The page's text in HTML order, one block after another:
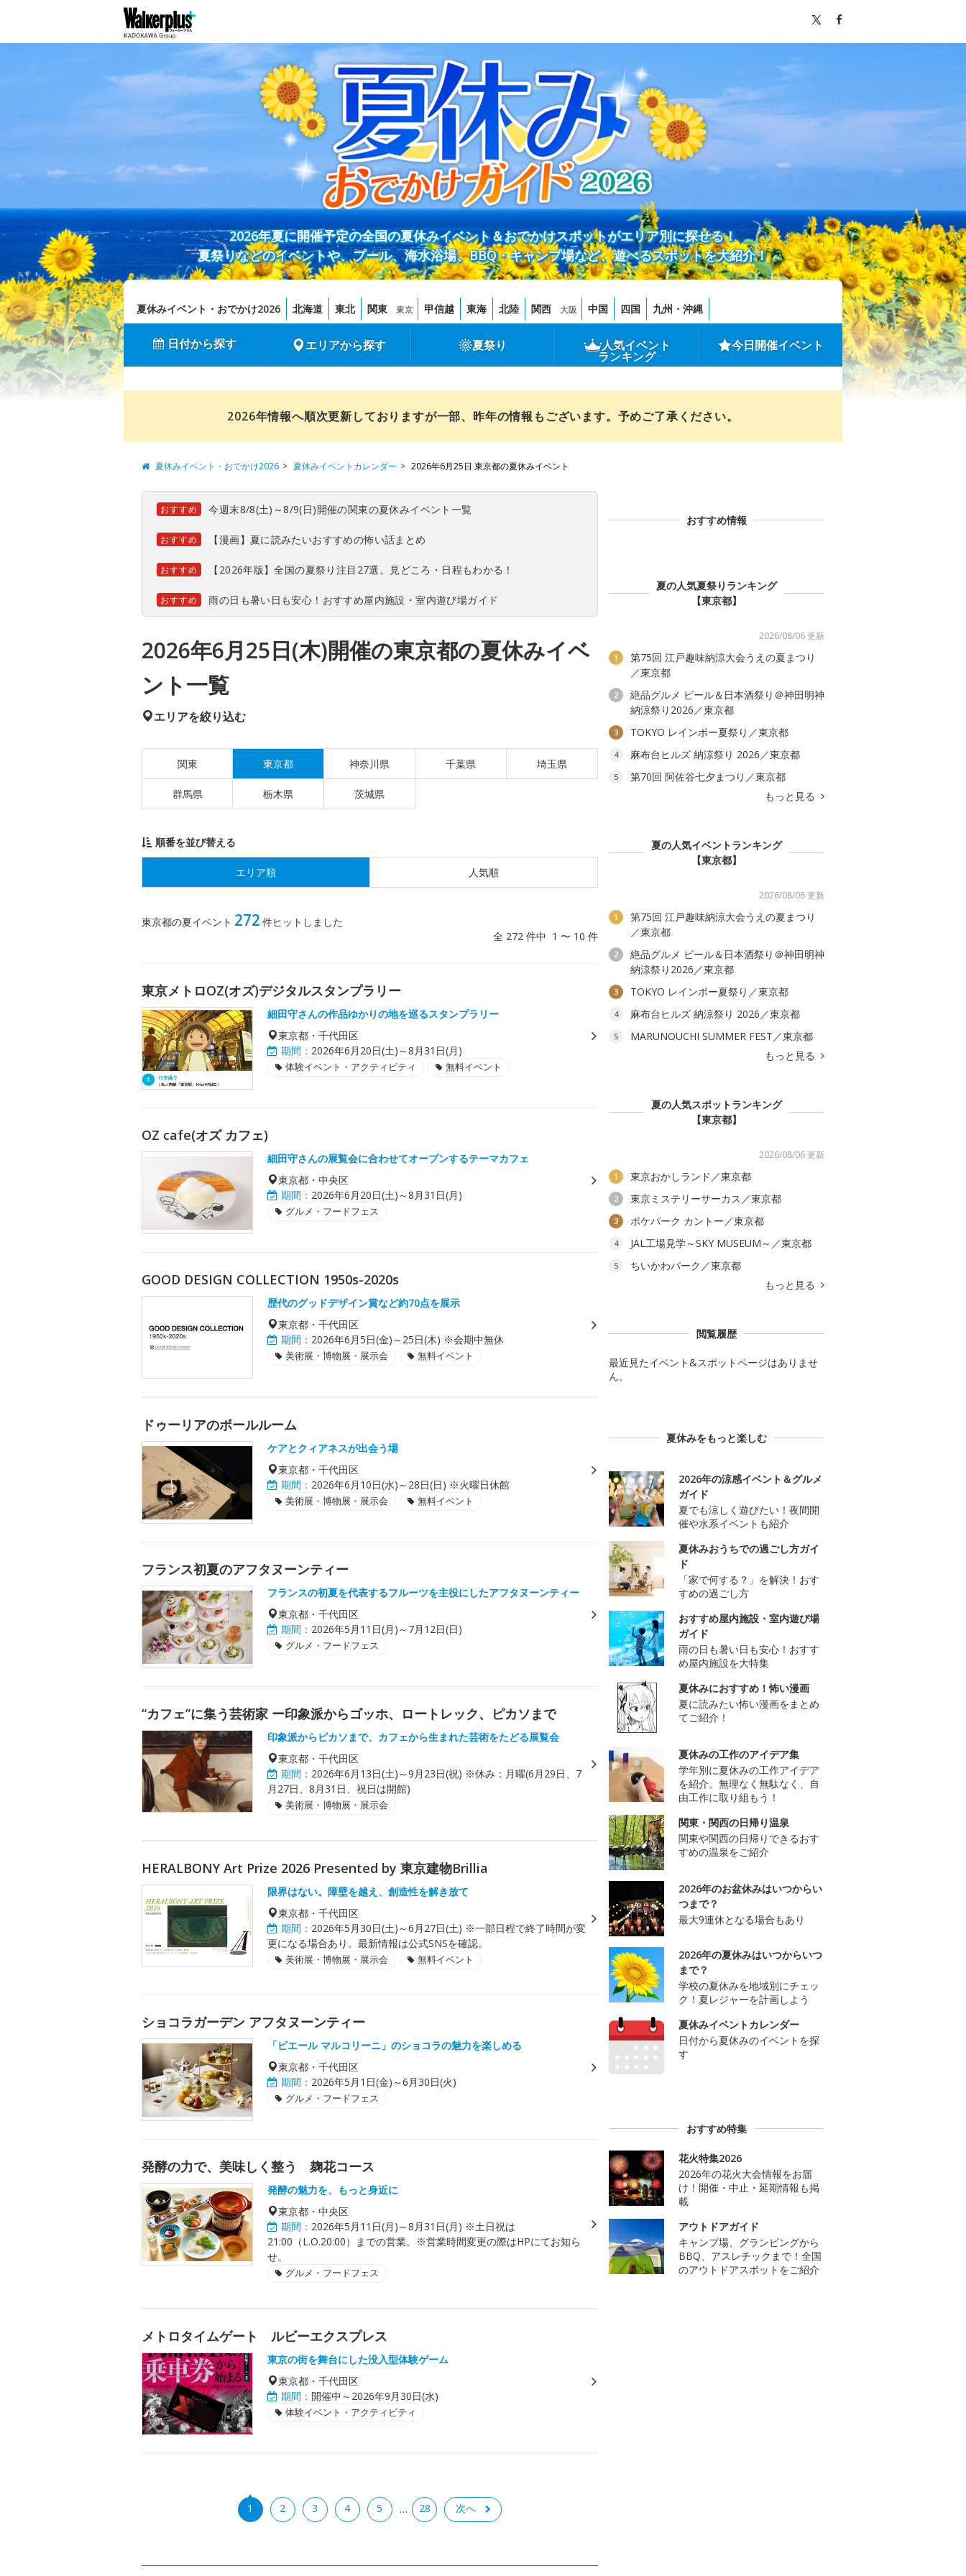
2026年夏に開催予定の全国の夏休みイベント＆おでかけスポットがエリア別に探せる！
夏祭りなどのイベントや、プール、海水浴場、BBQ・キャンプ場など、遊べるスポットを大紹介！
夏休みイベント・おでかけ2026 北海道 東北 関東 東京 甲信越 東海 北陸 関西 大阪 中国 四国 九州・沖縄
日付から探す エリアから探す 夏祭り 人気イベント
ランキング
今日開催イベント
2026年情報へ順次更新しておりますが一部、昨年の情報もございます。予めご了承ください。
夏休みイベント・おでかけ2026 夏休みイベントカレンダー 2026年6月25日 東京都の夏休みイベント
おすすめ 今週末8/8(土)～8/9(日)開催の関東の夏休みイベント一覧
おすすめ 【漫画】夏に読みたいおすすめの怖い話まとめ
おすすめ 【2026年版】全国の夏祭り注目27選。見どころ・日程もわかる！
おすすめ 雨の日も暑い日も安心！おすすめ屋内施設・室内遊び場ガイド
2026年6月25日(木)開催の東京都の夏休みイベ
ント一覧
エリアを絞り込む
関東 東京都 神奈川県 千葉県 埼玉県
群馬県 栃木県 茨城県
順番を並び替える
エリア順 人気順
東京都の夏イベント 272 件ヒットしました
全 272 件中 1 〜 10 件
東京メトロOZ(オズ)デジタルスタンプラリー
細田守さんの作品ゆかりの地を巡るスタンプラリー
東京都・千代田区
期間： 2026年6月20日(土)～8月31日(月)
体験イベント・アクティビティ 無料イベント
OZ cafe(オズ カフェ)
細田守さんの展覧会に合わせてオープンするテーマカフェ
東京都・中央区
期間： 2026年6月20日(土)～8月31日(月)
グルメ・フードフェス
GOOD DESIGN COLLECTION 1950s-2020s
歴代のグッドデザイン賞など約70点を展示
東京都・千代田区
期間： 2026年6月5日(金)～25日(木) ※会期中無休
美術展・博物展・展示会 無料イベント
ドゥーリアのボールルーム
ケアとクィアネスが出会う場
東京都・千代田区
期間： 2026年6月10日(水)～28日(日) ※火曜日休館
美術展・博物展・展示会 無料イベント
フランス初夏のアフタヌーンティー
フランスの初夏を代表するフルーツを主役にしたアフタヌーンティー
東京都・千代田区
期間： 2026年5月11日(月)～7月12日(日)
グルメ・フードフェス
“カフェ”に集う芸術家 ー印象派からゴッホ、ロートレック、ピカソまで
印象派からピカソまで、カフェから生まれた芸術をたどる展覧会
東京都・千代田区
期間： 2026年6月13日(土)～9月23日(祝) ※休み：月曜(6月29日、7
月27日、8月31日、祝日は開館)
美術展・博物展・展示会
HERALBONY Art Prize 2026 Presented by 東京建物Brillia
限界はない。障壁を越え、創造性を解き放て
東京都・千代田区
期間： 2026年5月30日(土)～6月27日(土) ※一部日程で終了時間が変
更になる場合あり。最新情報は公式SNSを確認。
美術展・博物展・展示会 無料イベント
ショコラガーデン アフタヌーンティー
「ピエール マルコリーニ」のショコラの魅力を楽しめる
東京都・千代田区
期間： 2026年5月1日(金)～6月30日(火)
グルメ・フードフェス
発酵の力で、美味しく整う 麹花コース
発酵の魅力を、もっと身近に
東京都・中央区
期間： 2026年5月11日(月)～8月31日(月) ※土日祝は
21:00（L.O.20:00）までの営業。※営業時間変更の際はHPにてお知ら
せ。
グルメ・フードフェス
メトロタイムゲート ルビーエクスプレス
東京の街を舞台にした没入型体験ゲーム
東京都・千代田区
期間： 開催中～2026年9月30日(水)
体験イベント・アクティビティ
1 2 3 4 5 … 28 次へ
おすすめ情報
夏の人気夏祭りランキング
【東京都】
2026/08/06 更新
1
第75回 江戸趣味納涼大会うえの夏まつり
／東京都
2
絶品グルメ ビール＆日本酒祭り＠神田明神
納涼祭り2026／東京都
3 TOKYO レインボー夏祭り／東京都
4 麻布台ヒルズ 納涼祭り 2026／東京都
5
第70回 阿佐谷七夕まつり／東京都
もっと見る
夏の人気イベントランキング
【東京都】
2026/08/06 更新
1
第75回 江戸趣味納涼大会うえの夏まつり
／東京都
2
絶品グルメ ビール＆日本酒祭り＠神田明神
納涼祭り2026／東京都
3 TOKYO レインボー夏祭り／東京都
4 麻布台ヒルズ 納涼祭り 2026／東京都
5
MARUNOUCHI SUMMER FEST／東京都
もっと見る
夏の人気スポットランキング
【東京都】
2026/08/06 更新
1 東京おかしランド／東京都
2 東京ミステリーサーカス／東京都
3 ポケパーク カントー／東京都
4 JAL工場見学～SKY MUSEUM～／東京都
5
ちいかわパーク／東京都
もっと見る
閲覧履歴
最近見たイベント&スポットページはありませ
ん。
夏休みをもっと楽しむ
2026年の涼感イベント＆グルメ
ガイド
夏でも涼しく遊びたい！夜間開
催や水系イベントも紹介
夏休みおうちでの過ごし方ガイ
ド
「家で何する？」を解決！おす
すめの過ごし方
おすすめ屋内施設・室内遊び場
ガイド
雨の日も暑い日も安心！おすす
め屋内施設を大特集
夏休みにおすすめ！怖い漫画
夏に読みたい怖い漫画をまとめ
てご紹介！
夏休みの工作のアイデア集
学年別に夏休みの工作アイデア
を紹介。無理なく無駄なく、自
由工作に取り組もう！
関東・関西の日帰り温泉
関東や関西の日帰りできるおす
すめの温泉をご紹介
2026年のお盆休みはいつからい
つまで？
最大9連休となる場合もあり
2026年の夏休みはいつからいつ
まで？
学校の夏休みを地域別にチェッ
ク！夏レジャーを計画しよう
夏休みイベントカレンダー
日付から夏休みのイベントを探
す
おすすめ特集
花火特集2026
2026年の花火大会情報をお届
け！開催・中止・延期情報も掲
載
アウトドアガイド
キャンプ場、グランピングから
BBQ、アスレチックまで！全国
のアウトドアスポットをご紹介